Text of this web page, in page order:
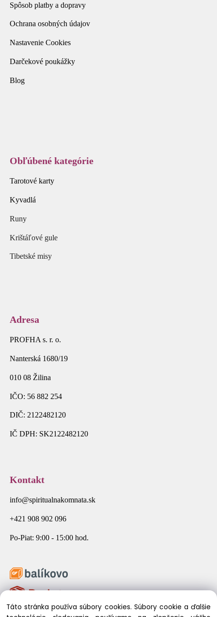
Spôsob platby a dopravy
Ochrana osobných údajov
Nastavenie Cookies
Darčekové poukážky
Blog
Obľúbené kategórie
Tarotové karty
Kyvadlá
Runy
Krištáľové gule
Tibetské misy
Adresa
PROFHA s. r. o.
Nanterská 1680/19
010 08 Žilina
IČO: 56 882 254
DIČ: 2122482120
IČ DPH: SK2122482120
Kontakt
info@spiritualnakomnata.sk
+421 908 902 096
Po-Piat: 9:00 - 15:00 hod.
Táto stránka používa súbory cookies. Súbory cookie a ďalšie